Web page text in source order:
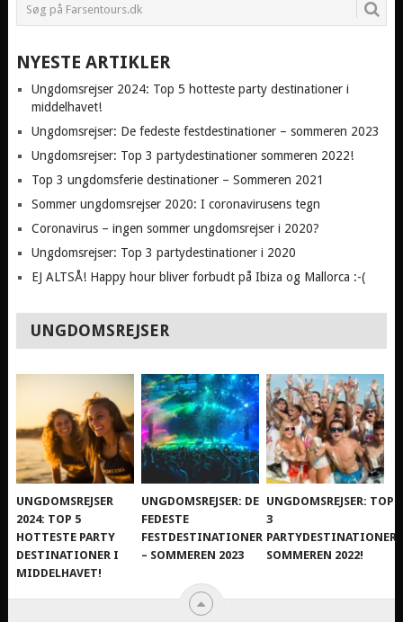
NYESTE ARTIKLER
Ungdomsrejser 2024: Top 5 hotteste party destinationer i
middelhavet!
Ungdomsrejser: De fedeste festdestinationer – sommeren 2023
Ungdomsrejser: Top 3 partydestinationer sommeren 2022!
Top 3 ungdomsferie destinationer – Sommeren 2021
Sommer ungdomsrejser 2020: I coronavirusens tegn
Coronavirus – ingen sommer ungdomsrejser i 2020?
Ungdomsrejser: Top 3 partydestinationer i 2020
EJ ALTSÅ! Happy hour bliver forbudt på Ibiza og Mallorca :-(
UNGDOMSREJSER
UNGDOMSREJSER
2024: TOP 5
HOTTESTE PARTY
DESTINATIONER I
MIDDELHAVET!
UNGDOMSREJSER: DE
FEDESTE
FESTDESTINATIONER
– SOMMEREN 2023
UNGDOMSREJSER: TOP
3
PARTYDESTINATIONER
SOMMEREN 2022!